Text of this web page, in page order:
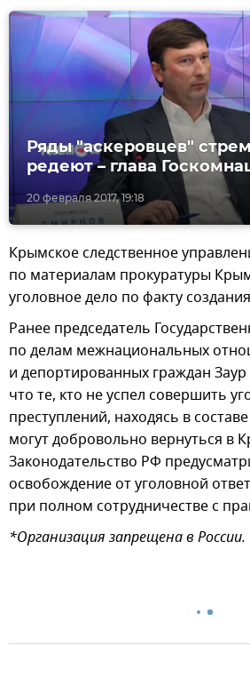
20 февраля 2017, 19:18
Ряды "аскеровцев"
редеют – глава
Крымское следственное
по материалам прокуратуры
уголовное дело по факту
Ранее председатель
по делам межнациональных
и депортированных граждан
что те, кто не успел совершить
преступлений, находясь в
могут добровольно вернуться в
Законодательство РФ
освобождение от уголовной
при полном сотрудничестве с
*Организация запрещена в России.